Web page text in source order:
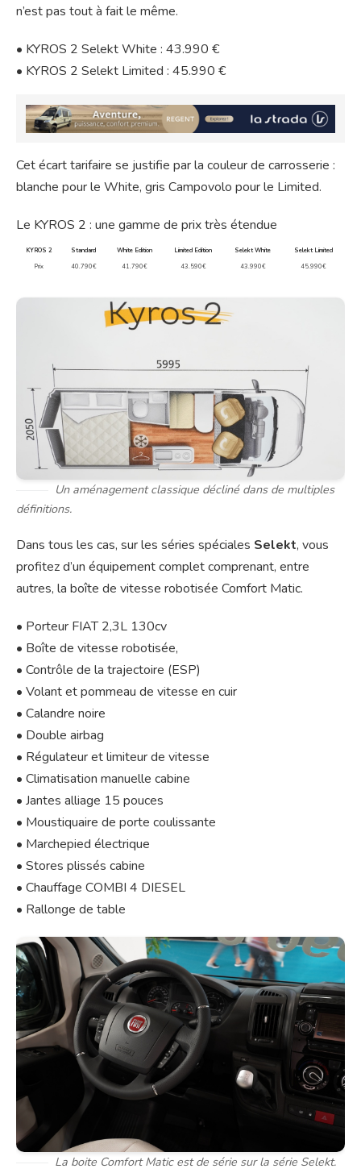
n’est pas tout à fait le même.
• KYROS 2 Selekt White : 43.990 €
• KYROS 2 Selekt Limited : 45.990 €
Cet écart tarifaire se justifie par la couleur de carrosserie :
blanche pour le White, gris Campovolo pour le Limited.
Le KYROS 2 : une gamme de prix très étendue
KYROS 2 Standard White Edition Limited Edition Selekt White
Selekt Limited
Prix
40.790€ 41.790€ 43.590€ 43.990€ 45.990€
Un aménagement classique décliné dans de multiples
définitions.
Dans tous les cas, sur les séries spéciales Selekt, vous
profitez d’un équipement complet comprenant, entre
autres, la boîte de vitesse robotisée Comfort Matic.
• Porteur FIAT 2,3L 130cv
• Boîte de vitesse robotisée,
• Contrôle de la trajectoire (ESP)
• Volant et pommeau de vitesse en cuir
• Calandre noire
• Double airbag
• Régulateur et limiteur de vitesse
• Climatisation manuelle cabine
• Jantes alliage 15 pouces
• Moustiquaire de porte coulissante
• Marchepied électrique
• Stores plissés cabine
• Chauffage COMBI 4 DIESEL
• Rallonge de table
La boite Comfort Matic est de série sur la série Selekt.